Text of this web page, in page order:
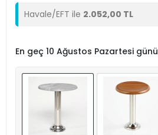
Havale/EFT ile 2.052,00 TL
En geç 10 Ağustos Pazartesi